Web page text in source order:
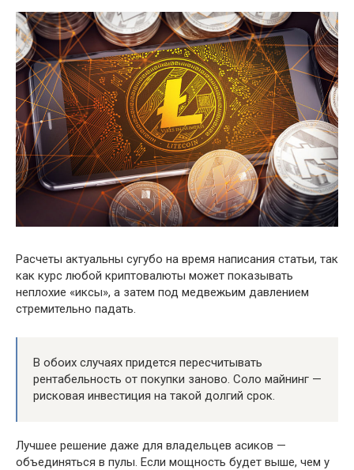
Расчеты актуальны сугубо на время написания статьи, так
как курс любой криптовалюты может показывать
неплохие «иксы», а затем под медвежьим давлением
стремительно падать.
В обоих случаях придется пересчитывать
рентабельность от покупки заново. Соло майнинг —
рисковая инвестиция на такой долгий срок.
Лучшее решение даже для владельцев асиков —
объединяться в пулы. Если мощность будет выше, чем у